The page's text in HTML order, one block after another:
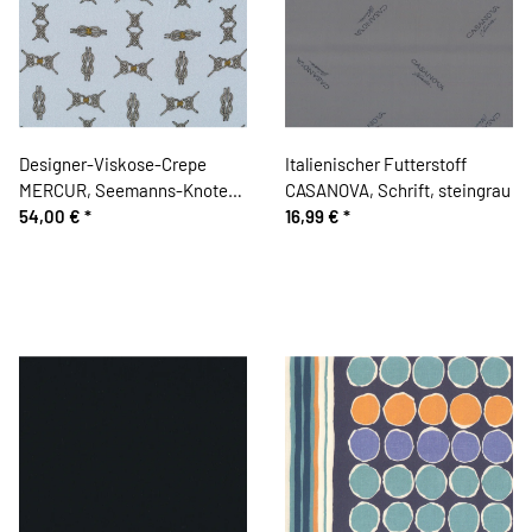
Designer-Viskose-Crepe
MERCUR, Seemanns-Knoten,
hellgrau
54,00 € *
Italienischer Futterstoff
CASANOVA, Schrift, steingrau
16,99 € *